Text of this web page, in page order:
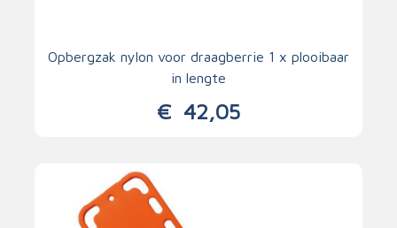
Opbergzak nylon voor draagberrie 1 x plooibaar
in lengte
€ 42,05